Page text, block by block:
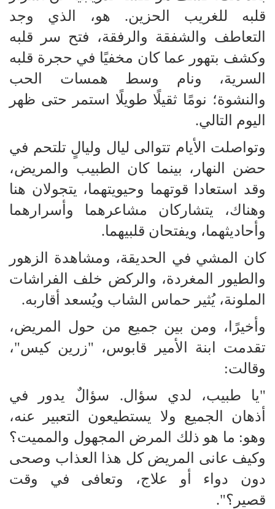
قلبه للغريب الحزين. هو، الذي وجد
التعاطف والشفقة والرفقة، فتح سر قلبه
وكشف بتهور عما كان مخفيًا في حجرة قلبه
السرية، ونام وسط همسات الحب
والنشوة؛ نومًا ثقيلًا طويلًا استمر حتى ظهر
اليوم التالي.
وتواصلت الأيام تتوالى ليال وليالٍ تلتحم في
حضن النهار، بينما كان الطبيب والمريض،
وقد استعادا قوتهما وحيويتهما، يتجولان هنا
وهناك، يتشاركان مشاعرهما وأسرارهما
وأحاديثهما، ويفتحان قلبيهما.
كان المشي في الحديقة، ومشاهدة الزهور
والطيور المغردة، والركض خلف الفراشات
الملونة، يُثير حماس الشاب ويُسعد أقاربه.
وأخيرًا، ومن بين جميع من حول المريض،
تقدمت ابنة الأمير قابوس، "زرين كيس"،
وقالت:
"يا طبيب، لدي سؤال. سؤالٌ يدور في
أذهان الجميع ولا يستطيعون التعبير عنه،
وهو: ما هو ذلك المرض المجهول والمميت؟
وكيف عانى المريض كل هذا العذاب وصحى
دون دواء أو علاج، وتعافى في وقت
قصير؟".